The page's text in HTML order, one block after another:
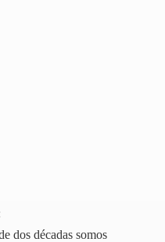
dos décadas somos